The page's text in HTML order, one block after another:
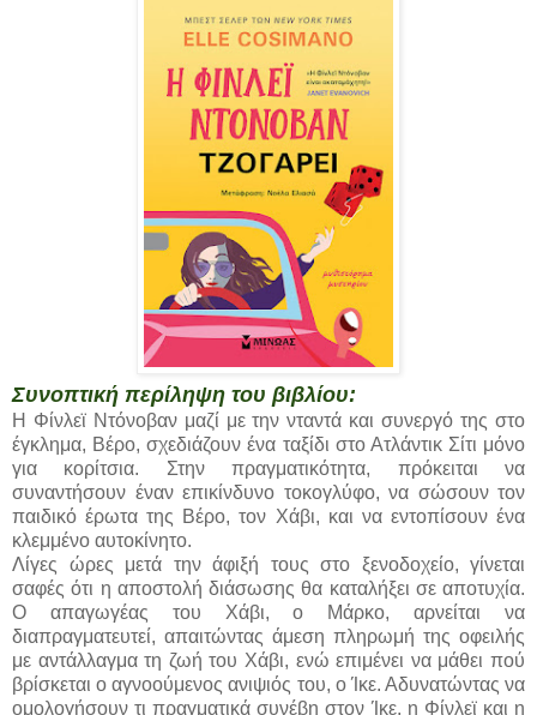
Συνοπτική περίληψη του βιβλίου:
Η Φίνλεϊ Ντόνοβαν μαζί με την νταντά και συνεργό της στο
έγκλημα, Βέρο, σχεδιάζουν ένα ταξίδι στο Ατλάντικ Σίτι μόνο
για κορίτσια. Στην πραγματικότητα, πρόκειται να
συναντήσουν έναν επικίνδυνο τοκογλύφο, να σώσουν τον
παιδικό έρωτα της Βέρο, τον Χάβι, και να εντοπίσουν ένα
κλεμμένο αυτοκίνητο.
Λίγες ώρες μετά την άφιξή τους στο ξενοδοχείο, γίνεται
σαφές ότι η αποστολή διάσωσης θα καταλήξει σε αποτυχία.
Ο απαγωγέας του Χάβι, ο Μάρκο, αρνείται να
διαπραγματευτεί, απαιτώντας άμεση πληρωμή της οφειλής
με αντάλλαγμα τη ζωή του Χάβι, ενώ επιμένει να μάθει πού
βρίσκεται ο αγνοούμενος ανιψιός του, ο Ίκε. Αδυνατώντας να
ομολογήσουν τι πραγματικά συνέβη στον Ίκε, η Φίνλεϊ και η